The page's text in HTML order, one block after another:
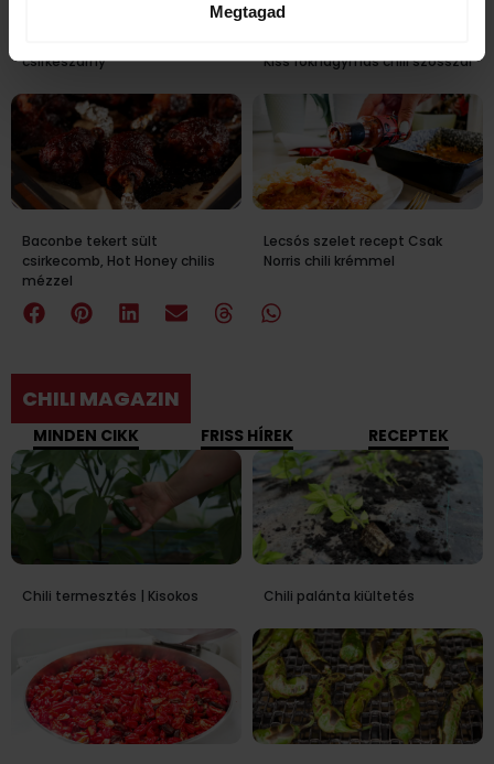
Megtagad
csirkeszárny
Kiss fokhagymás chili szósszal
Baconbe tekert sült
csirkecomb, Hot Honey chilis
mézzel
Lecsós szelet recept Csak
Norris chili krémmel
CHILI MAGAZIN
MINDEN CIKK FRISS HÍREK RECEPTEK
Chili termesztés | Kisokos Chili palánta kiültetés